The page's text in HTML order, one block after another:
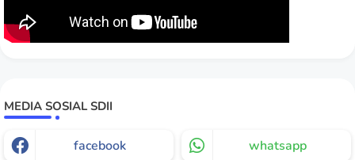
MEDIA SOSIAL SDII
facebook whatsapp